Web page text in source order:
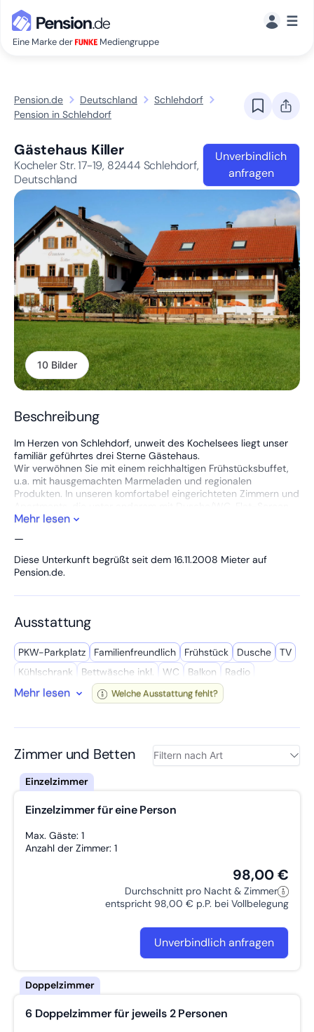
Eine Marke der Mediengruppe
☰
Pension.de Deutschland
Schlehdorf
Pension in Schlehdorf
Gästehaus Killer
Kocheler Str. 17-19, 82444 Schlehdorf,
Deutschland
Unverbindlich
anfragen
10 Bilder
Beschreibung
Im Herzen von Schlehdorf, unweit des Kochelsees liegt unser
familiär geführtes drei Sterne Gästehaus.
Wir verwöhnen Sie mit einem reichhaltigen Frühstücksbuffet,
u.a. mit hausgemachten Marmeladen und regionalen
Produkten. In unseren komfortabel eingerichteten Zimmern und
TV, Telefon und überwiegend mit Balkon ausgestattet sind,
lassen.
Der Außenbereich bietet ein herrliches Bergpanorama, das
zum verweilen einlädt.
Wir freuen uns sehr über Ihren Besuch Familie Killer
Mehr lesen
—
Diese Unterkunft begrüßt seit dem 16.11.2008 Mieter auf
Pension.de.
Ausstattung
PKW-Parkplatz Familien­freundlich Frühstück Dusche
TV
Kühl­schrank
Bettwäsche inkl. WC Balkon
Radio
Handtücher inkl.
Fitness
Gute Vekehrsanbindung
Wasch­maschine
LGBTQ+ freundlich W-LAN
Wanderwege
Attraktionen
Spind/Safe Zustellbett möglich
Mehr lesen Welche Ausstattung fehlt?
Zimmer und Betten
Einzelzimmer für eine Person
Max. Gäste: 1
Anzahl der Zimmer: 1
98,00 €
Durchschnitt pro Nacht & Zimmer
entspricht 98,00 € p.P. bei Vollbelegung
Unverbindlich anfragen
6 Doppelzimmer für jeweils 2 Personen